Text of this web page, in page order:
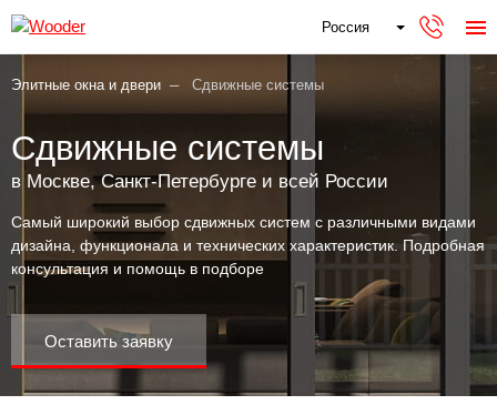
Россия
Элитные окна и двери Сдвижные системы
Сдвижные системы
в Москве, Санкт-Петербурге и всей России
Самый широкий выбор сдвижных систем с различными видами
дизайна, функционала и технических характеристик. Подробная
консультация и помощь в подборе
Оставить заявку